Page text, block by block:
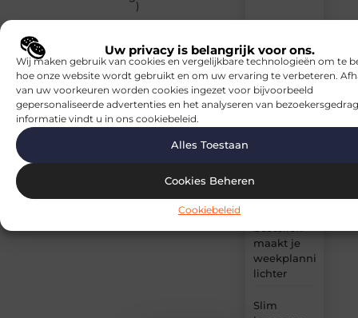
Uw privacy is belangrijk voor ons.
Wij maken gebruik van cookies en vergelijkbare technologieën om te
hoe onze website wordt gebruikt en om uw ervaring te verbeteren.
van uw voorkeuren worden cookies ingezet voor bijvoorbeeld
gepersonaliseerde advertenties en het analyseren van
informatie vindt u in ons cookiebeleid.
Alles Toestaan
Cookies Beheren
Cookiebeleid
)
dienstverlening)
van
–
dagelijks
verse
content,
boordevol
inzichten.
Vlees
maakt je
weekplanning
lichter
Slim